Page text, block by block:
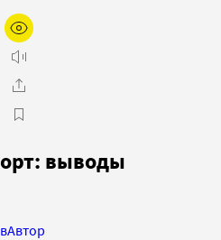
выводы
Автор